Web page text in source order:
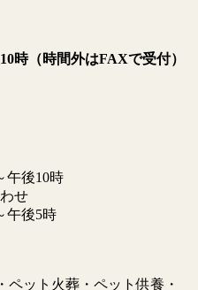
時（時間外はFAXで受付）
午後10時
わせ
午後5時
ペット火葬・ペット供養・